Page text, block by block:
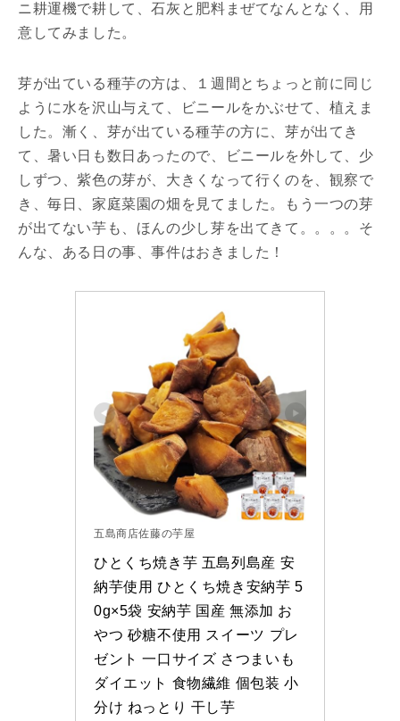
ニ耕運機で耕して、石灰と肥料まぜてなんとなく、用
意してみました。
芽が出ている種芋の方は、１週間とちょっと前に同じ
ように水を沢山与えて、ビニールをかぶせて、植えま
した。漸く、芽が出ている種芋の方に、芽が出てき
て、暑い日も数日あったので、ビニールを外して、少
しずつ、紫色の芽が、大きくなって行くのを、観察で
き、毎日、家庭菜園の畑を見てました。もう一つの芽
が出てない芋も、ほんの少し芽を出てきて。。。。そ
んな、ある日の事、事件はおきました！
五島商店佐藤の芋屋
ひとくち焼き芋 五島列島産 安
納芋使用 ひとくち焼き安納芋 5
0g×5袋 安納芋 国産 無添加 お
やつ 砂糖不使用 スイーツ プレ
ゼント 一口サイズ さつまいも
ダイエット 食物繊維 個包装 小
分け ねっとり 干し芋